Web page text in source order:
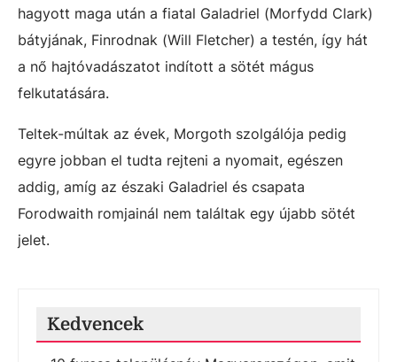
hagyott maga után a fiatal Galadriel (Morfydd Clark)
bátyjának, Finrodnak (Will Fletcher) a testén, így hát
a nő hajtóvadászatot indított a sötét mágus
felkutatására.
Teltek-múltak az évek, Morgoth szolgálója pedig
egyre jobban el tudta rejteni a nyomait, egészen
addig, amíg az északi Galadriel és csapata
Forodwaith romjainál nem találtak egy újabb sötét
jelet.
Kedvencek